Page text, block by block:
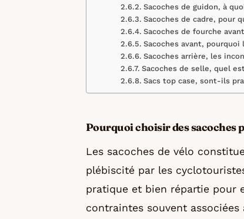
Sacoches de guidon, à
Sacoches de cadre, pour
Sacoches de fourche
Sacoches avant,
Sacoches arrière, les
Sacoches de selle, quel
Sacs top case, sont-ils
Pourquoi choisir des sacoches
Les sacoches de vélo
plébiscité par les
pratique et bien répartie pour
contraintes souvent